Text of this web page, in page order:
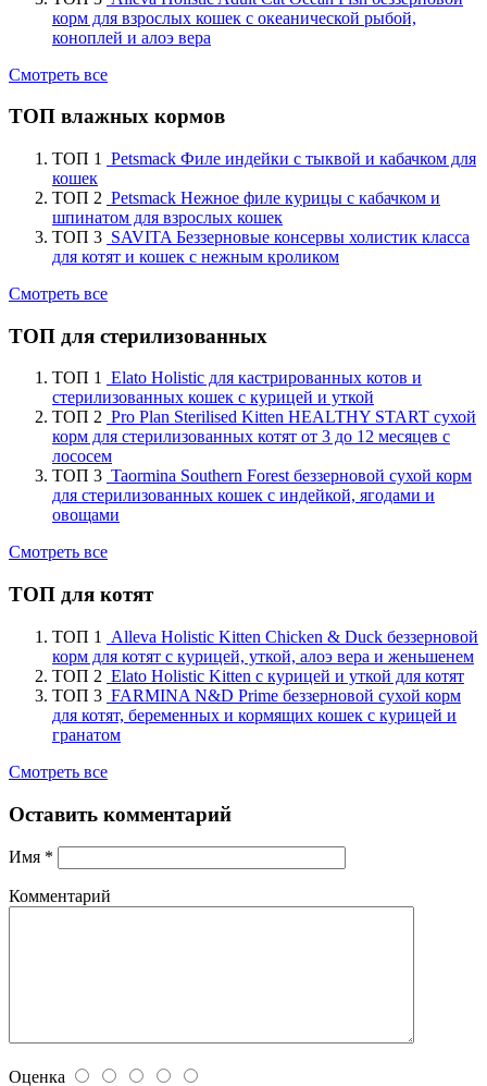
корм для взрослых кошек с океанической рыбой,
коноплей и алоэ вера
Смотреть все
ТОП влажных кормов
ТОП 1
Petsmack Филе индейки с тыквой и кабачком для
кошек
ТОП 2 Petsmack Нежное филе курицы с кабачком и
шпинатом для взрослых кошек
ТОП 3 SAVITA Беззерновые консервы холистик класса
для котят и кошек с нежным кроликом
Смотреть все
ТОП для стерилизованных
ТОП 1 Elato Holistic для кастрированных котов и
стерилизованных кошек с курицей и уткой
ТОП 2 Pro Plan Sterilised Kitten HEALTHY START сухой
корм для стерилизованных котят от 3 до 12 месяцев с
лососем
ТОП 3 Taormina Southern Forest беззерновой сухой корм
для стерилизованных кошек с индейкой, ягодами и
овощами
Смотреть все
ТОП для котят
ТОП 1
Alleva Holistic Kitten Chicken & Duck беззерновой
корм для котят с курицей, уткой, алоэ вера и женьшенем
ТОП 2 Elato Holistic Kitten с курицей и уткой для котят
ТОП 3 FARMINA N&D Prime беззерновой сухой корм
для котят, беременных и кормящих кошек с курицей и
гранатом
Смотреть все
Оставить комментарий
Имя *
Комментарий
Оценка